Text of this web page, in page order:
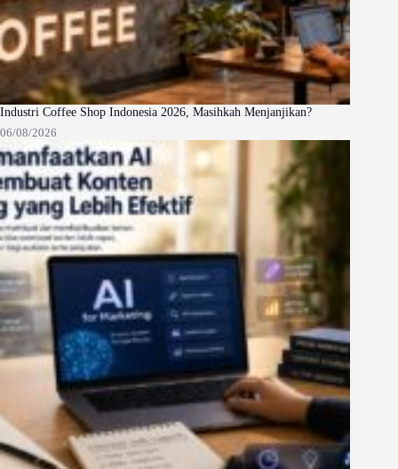
Industri Coffee Shop Indonesia 2026, Masihkah Menjanjikan?
06/08/2026